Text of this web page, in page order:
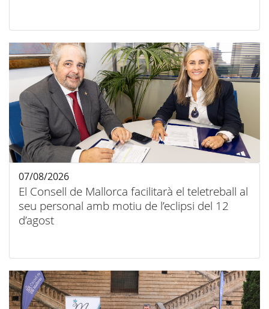
El Consell de Mallorca facilitarà el teletreball al
seu personal amb motiu de l’eclipsi del 12
d’agost
07/08/2026